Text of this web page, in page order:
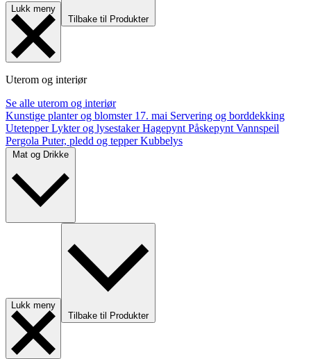
Lukk meny
Tilbake til Produkter
Uterom og interiør
Se alle uterom og interiør
Kunstige planter og blomster 17. mai Servering og borddekking
UtetepperLykter og lysestakerHagepynt Påskepynt Vannspeil
Pergola Puter, pledd og tepperKubbelys
Lukk meny
Tilbake til Produkter